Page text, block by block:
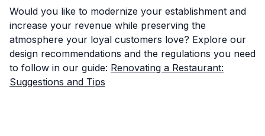
Would you like to modernize your establishment and
increase your revenue while preserving the
atmosphere your loyal customers love? Explore our
design recommendations and the regulations you need
to follow in our guide: Renovating a Restaurant:
Suggestions and Tips